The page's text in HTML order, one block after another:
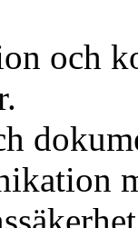
och